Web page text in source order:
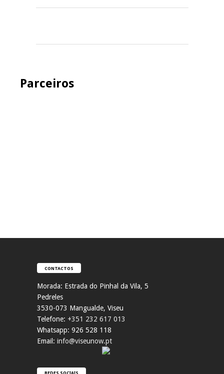
Parceiros
CONTACTOS
Morada: Estrada do Pinhal da Vila, 5
Pedreles
3530-073 Mangualde, Viseu
Telefone: +351 232 617 013
Whatsapp: 926 528 118
Email: info@viseunow.pt
REDES SOCIAIS